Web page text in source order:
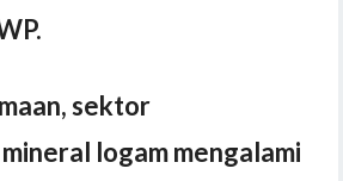
sektor
logam mengalami